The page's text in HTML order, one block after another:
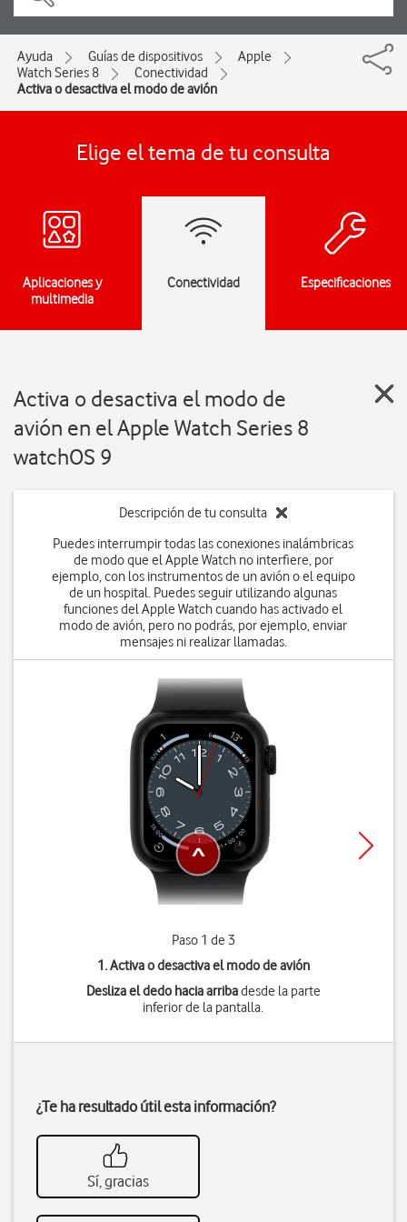
Ayuda Guías de dispositivos
Apple
Watch Series 8
Conectividad
Activa o desactiva el modo de avión
Elige el tema de tu consulta
Aplicaciones y
multimedia
Conectividad Especificaciones
Activa o desactiva el modo de
avión en el Apple Watch Series 8
watchOS 9
Descripción de tu consulta
Puedes interrumpir todas las conexiones inalámbricas
de modo que el Apple Watch no interfiere, por
ejemplo, con los instrumentos de un avión o el equipo
de un hospital. Puedes seguir utilizando algunas
funciones del Apple Watch cuando has activado el
modo de avión, pero no podrás, por ejemplo, enviar
mensajes ni realizar llamadas.
Paso 1 de 3
1. Activa o desactiva el modo de avión
Desliza el dedo hacia arribadesde la parte
inferior de la pantalla.
¿Te ha resultado útil esta información?
Sí, gracias